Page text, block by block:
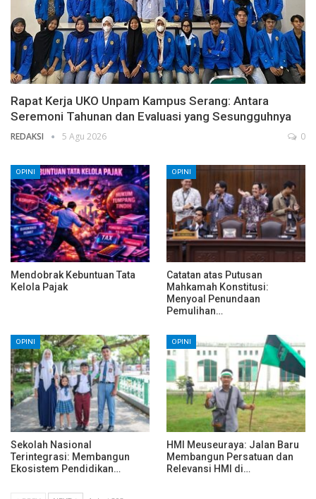
Rapat Kerja UKO Unpam Kampus Serang: Antara
Seremoni Tahunan dan Evaluasi yang Sesungguhnya
REDAKSI 5 Agu 2026 0
OPINI
Mendobrak Kebuntuan Tata
Kelola Pajak
OPINI
Catatan atas Putusan
Mahkamah Konstitusi:
Menyoal Penundaan
Pemulihan…
OPINI
Sekolah Nasional
Terintegrasi: Membangun
Ekosistem Pendidikan…
OPINI
HMI Meuseuraya: Jalan Baru
Membangun Persatuan dan
Relevansi HMI di…